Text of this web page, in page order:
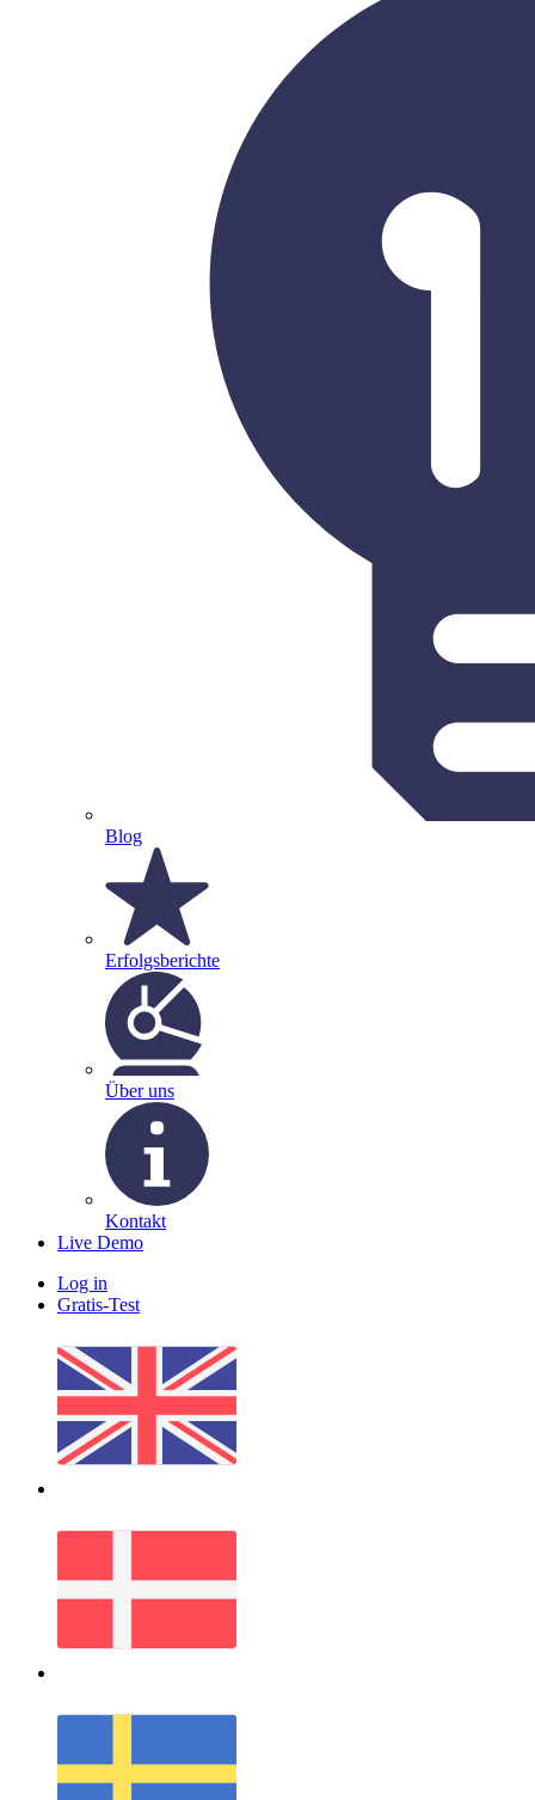
Blog
Erfolgsberichte
Über uns
Kontakt
Live Demo
Log in
Gratis-Test